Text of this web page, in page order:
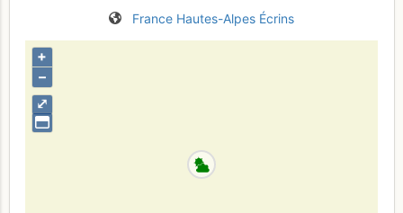
France Hautes-Alpes Écrins
⤢
+
–